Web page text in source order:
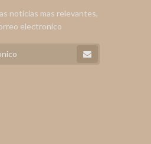
noticias mas relevantes,
electronico